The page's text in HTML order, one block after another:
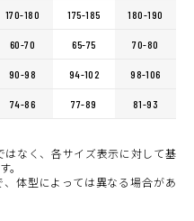
170-180 175-185 180-190
60-70 65-75 70-80
90-98 94-102 98-106
74-86 77-89 81-93
なく、各サイズ表示に対して基
。
体型によっては異なる場合があ